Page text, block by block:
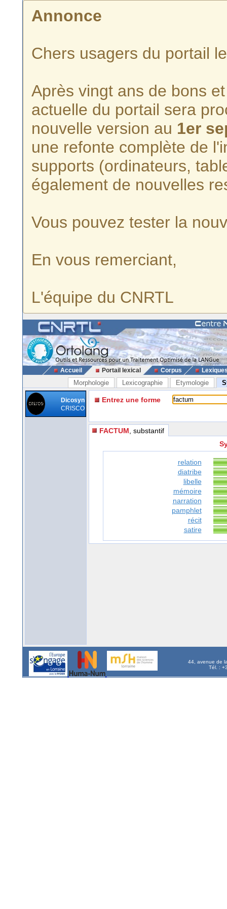
Annonce
Chers usagers du portail
Après vingt ans de bons
actuelle du portail sera
nouvelle version au 1er
une refonte complète de
supports (ordinateurs,
également de nouvelles
Vous pouvez tester la
En vous remerciant,
L'équipe du CNRTL
Accueil Portail lexical Corpus
Morphologie Lexicographie Etymologie
Dicosyn
CRISCO
Entrez une forme
FACTUM , substantif
relation
diatribe
libelle
mémoire
narration
pamphlet
récit
satire
44, avenue de
Tél. :